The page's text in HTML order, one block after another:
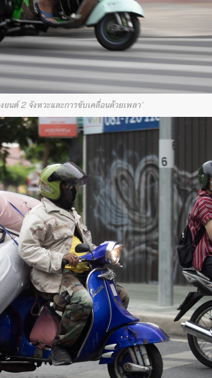
ยนต์ 2 จังหวะและการขับเคลื่อนด้วยเพลา’